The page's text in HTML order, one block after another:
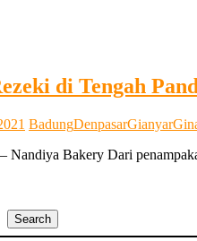
di Tengah
BadungDenpasarGianyar
Bakery Dari
Search